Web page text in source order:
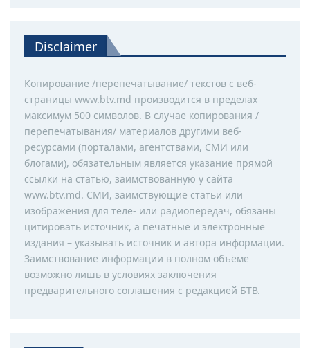
Disclaimer
Копирование /перепечатывание/ текстов с веб-
страницы www.btv.md производится в пределах
максимум 500 символов. В случае копирования /
перепечатывания/ материалов другими веб-
ресурсами (порталами, агентствами, СМИ или
блогами), обязательным является указание прямой
ссылки на статью, заимствованную у сайта
www.btv.md. СМИ, заимствующие статьи или
изображения для теле- или радиопередач, обязаны
цитировать источник, а печатные и электронные
издания – указывать источник и автора информации.
Заимствование информации в полном объёме
возможно лишь в условиях заключения
предварительного соглашения с редакцией БТВ.